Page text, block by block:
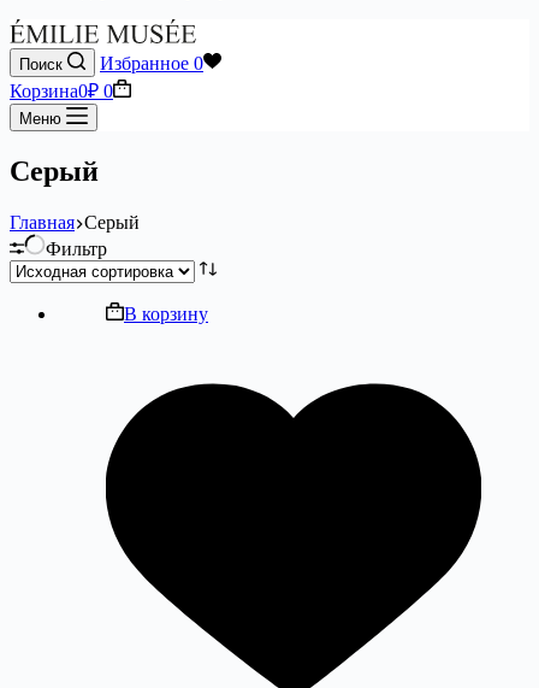
Поиск Избранное 0
Корзина0₽ 0
Меню
Серый
Главная Серый
Фильтр
В корзину